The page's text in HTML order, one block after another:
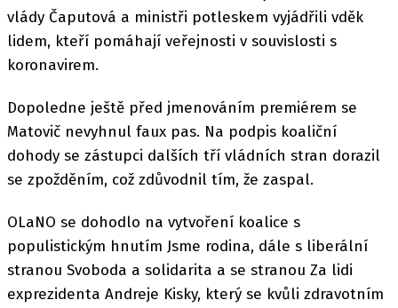
vlády Čaputová a ministři potleskem vyjádřili vděk
lidem, kteří pomáhají veřejnosti v souvislosti s
koronavirem.
Dopoledne ještě před jmenováním premiérem se
Matovič nevyhnul faux pas. Na podpis koaliční
dohody se zástupci dalších tří vládních stran dorazil
se zpožděním, což zdůvodnil tím, že zaspal.
OLaNO se dohodlo na vytvoření koalice s
populistickým hnutím Jsme rodina, dále s liberální
stranou Svoboda a solidarita a se stranou Za lidi
exprezidenta Andreje Kisky, který se kvůli zdravotním